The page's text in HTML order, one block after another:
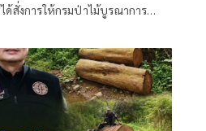
ด้สั่งการให้กรมป่าไม้บูรณาการ
วยงานที่เกี่ยวข้อง